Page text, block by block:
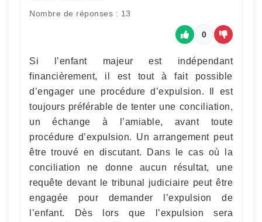
Nombre de réponses : 13
0
Si l’enfant majeur est indépendant
financièrement, il est tout à fait possible
d’engager une procédure d’expulsion. Il est
toujours préférable de tenter une conciliation,
un échange à l’amiable, avant toute
procédure d’expulsion. Un arrangement peut
être trouvé en discutant. Dans le cas où la
conciliation ne donne aucun résultat, une
requête devant le tribunal judiciaire peut être
engagée pour demander l’expulsion de
l’enfant. Dès lors que l’expulsion sera